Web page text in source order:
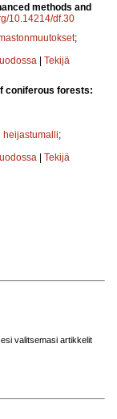
methods and
10.14214/df.30
;
| Tekijä
coniferous forests:
heijastumalli;
| Tekijä
valitsemasi artikkelit